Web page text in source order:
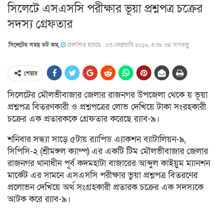
সিলেটে এসএসসি পরীক্ষার ভূয়া প্রশ্নপত্র চক্রের
সদস্য গ্রেফতার
সিলেটের সময় ডট কম, প্রকাশিত হয়েছে : ০৩ ফেব্রুয়ারি ২০১৯, ৩:৩৮:৩৪ অপরাহ্ণ
শেয়ার
সিলেটের মৌলভীবাজার জেলার রাজনগর উপজেলা থেকে য় ভূয়া
প্রশ্নপত্র বিতরণকারী ও প্রশ্নপত্রের লোভ দেখিয়ে টাকা সংরহকারী
চক্রের এক প্রতারককে গ্রেফতার করেছে র‍্যাব-৯।
শনিবার সন্ধ্যা সাড়ে ৫টায় র‌্যাপিড এ্যাকশন ব্যাটালিয়ন-৯,
সিপিসি-২ (শ্রীমঙ্গল ক্যাম্প) এর একটি টিম মৌলভীবাজার জেলার
রাজনগর থানাধীন পূর্ব কদমহাটা বাজারের আব্দুল কাইয়ুম ম্যানশন
মার্কেট এর সামনে এসএসসি পরীক্ষার ভুয়া প্রশ্নপত্র বিতরণের
প্রলোভন দেখিয়ে অর্থ সংগ্রহকারী প্রতারক চক্রের এক সদস্যকে
আটক করে র‌্যাব-৯।